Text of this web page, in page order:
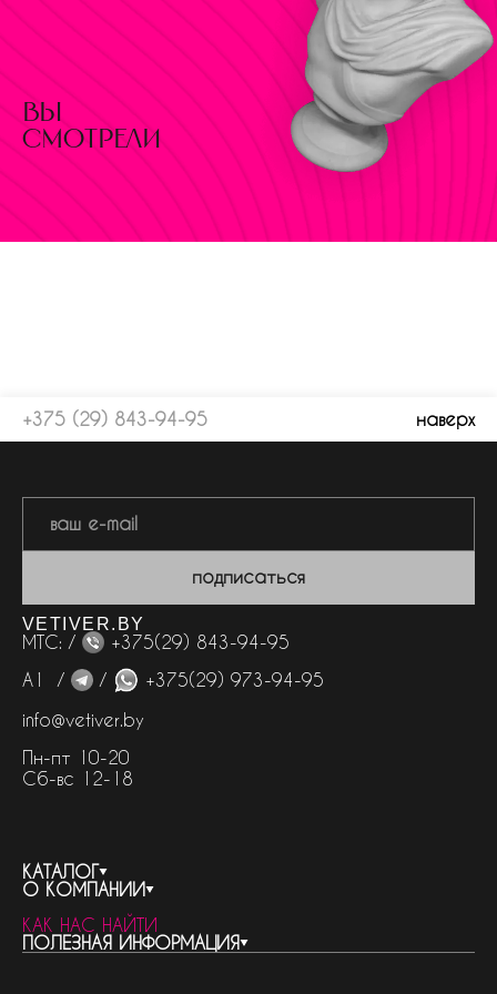
вы
смотрели
+375 (29) 843-94-95 наверх
подписаться
VETIVER.BY
МТС: /
+375(29) 843-94-95
А1 /
/
+375(29) 973-94-95
info@vetiver.by
Пн-пт 10-20
Сб-вс 12-18
КАТАЛОГ
весь каталог
бренды
женская парфюмерия
О КОМПАНИИ
контакты
о компании
КАК НАС НАЙТИ
ПОЛЕЗНАЯ ИНФОРМАЦИЯ